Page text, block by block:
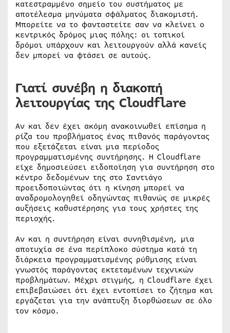
κατεστραμμένο σημείο του συστήματος με
αποτέλεσμα μηνύματα σφάλματος διακομιστή.
Μπορείτε να το φανταστείτε σαν να κλείνει ο
κεντρικός δρόμος μιας πόλης: οι τοπικοί
δρόμοι υπάρχουν και λειτουργούν αλλά κανείς
δεν μπορεί να φτάσει σε αυτούς.
Γιατί συνέβη η διακοπή
λειτουργίας της Cloudflare
Αν και δεν έχει ακόμη ανακοινωθεί επίσημα η
ρίζα του προβλήματος ένας πιθανός παράγοντας
που εξετάζεται είναι μια περίοδος
προγραμματισμένης συντήρησης. Η Cloudflare
είχε δημοσιεύσει ειδοποίηση για συντήρηση στο
κέντρο δεδομένων της στο Σαντιάγο
προειδοποιώντας ότι η κίνηση μπορεί να
αναδρομολογηθεί οδηγώντας πιθανώς σε μικρές
αυξήσεις καθυστέρησης για τους χρήστες της
περιοχής.
Αν και η συντήρηση είναι συνηθισμένη, μια
αποτυχία σε ένα περίπλοκο σύστημα κατά τη
διάρκεια προγραμματισμένης ρύθμισης είναι
γνωστός παράγοντας εκτεταμένων τεχνικών
προβλημάτων. Μέχρι στιγμής, η Cloudflare έχει
επιβεβαιώσει ότι έχει εντοπίσει το ζήτημα και
εργάζεται για την ανάπτυξη διορθώσεων σε όλο
τον κόσμο.